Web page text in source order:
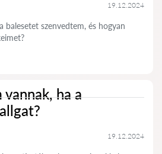
19.12.2024
balesetet szenvedtem, és hogyan
ha a
19.12.2024